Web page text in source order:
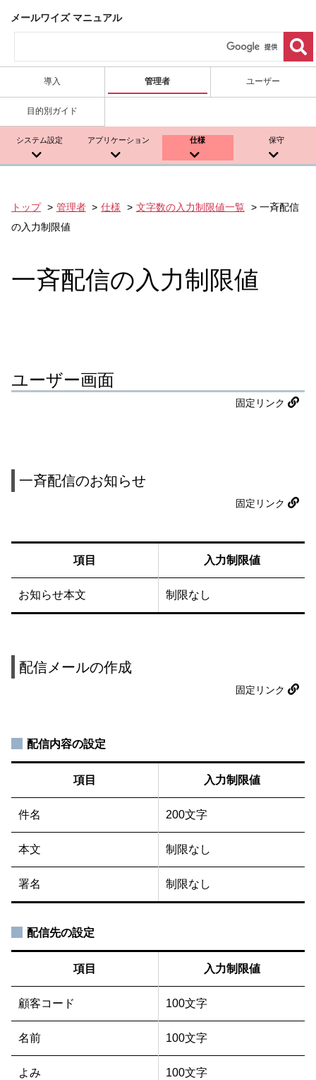
メールワイズ マニュアル
導入 管理者 ユーザー
目的別ガイド
システム設定 アプリケーション 仕様 保守
トップ 管理者 仕様 文字数の入力制限値一覧
一斉配信
の入力制限値
一斉配信の入力制限値
ユーザー画面
固定リンク
一斉配信のお知らせ
固定リンク
項目 入力制限値
お知らせ本文 制限なし
配信メールの作成
固定リンク
配信内容の設定
項目 入力制限値
件名 200文字
本文 制限なし
署名 制限なし
配信先の設定
項目 入力制限値
顧客コード 100文字
名前 100文字
よみ 100文字